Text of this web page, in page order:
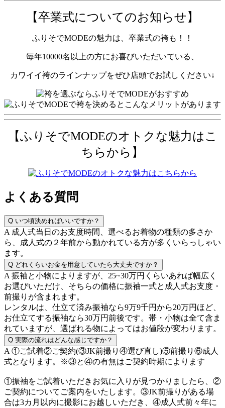
【卒業式についてのお知らせ】
ふりそでMODEの魅力は、卒業式の袴も！！
毎年10000名以上の方にお喜びいただいている、
カワイイ袴のラインナップをぜひ店頭でお試しください↓
【ふりそでMODEのオトクな魅力はこ
ちらから】
よくある質問
Q いつ頃決めればいいですか？
A 成人式当日のお支度時間、選べるお着物の種類の多さか
ら、成人式の２年前から動かれている方が多くいらっしゃい
ます。
Q どれくらいお金を用意していたら大丈夫ですか？
A 振袖と小物によりますが、25~30万円くらいあれば幅広く
お選びいただけ、そちらの価格に振袖一式と成人式お支度・
前撮りが含まれます。
レンタルは、仕立て済み振袖なら9万9千円から20万円ほど、
お仕立てする振袖なら30万円前後です。帯・小物は全て含ま
れていますが、選ばれる物によってはお値段が変わります。
Q 実際の流れはどんな感じですか？
A ①ご試着②ご契約(③JK前撮り④選び直し)⑤前撮り⑥成人
式となります。※③と④の有無はご契約時期によります
①振袖をご試着いただきお気に入りが見つかりましたら、②
ご契約についてご案内をいたします。③JK前撮りがある場
合は3カ月以内に撮影にお越しいただき、④成人式前々年に